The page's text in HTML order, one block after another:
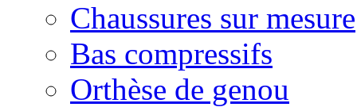
Chaussures sur mesure
Bas compressifs
Orthèse de genou